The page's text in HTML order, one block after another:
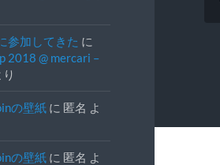
参加してきた に
2018 @ mercari –
の壁紙 に 匿名 よ
の壁紙 に 匿名 よ